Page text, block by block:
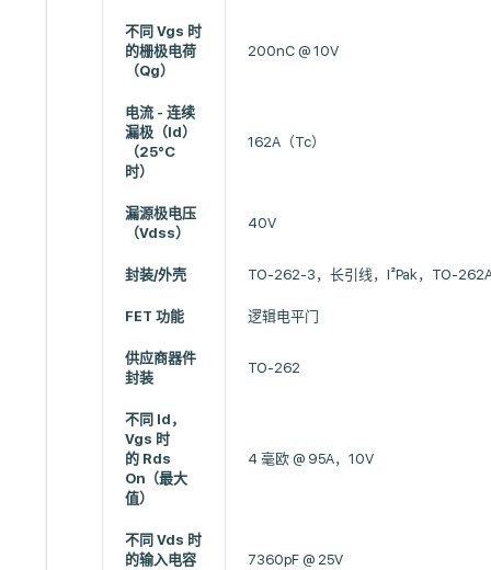
不同 Vgs 时
的栅极电荷
（Qg）
200nC @ 10V
电流 - 连续
漏极（Id）
（25°C
时）
162A（Tc）
漏源极电压
（Vdss）
40V
封装/外壳 TO-262-3，长引线，I²Pak，TO-
FET 功能 逻辑电平门
供应商器件
封装
TO-262
不同 Id，
Vgs 时
的 Rds
On（最大
值）
4 毫欧 @ 95A，10V
不同 Vds 时
的输入电容
7360pF @ 25V